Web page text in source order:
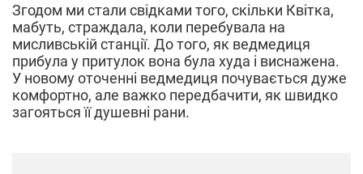
Згодом ми стали свідками того, скільки Квітка,
мабуть, страждала, коли перебувала на
мисливській станції. До того, як ведмедиця
прибула у притулок вона була худа і виснажена.
У новому оточенні ведмедиця почувається дуже
комфортно, але важко передбачити, як швидко
загояться її душевні рани.